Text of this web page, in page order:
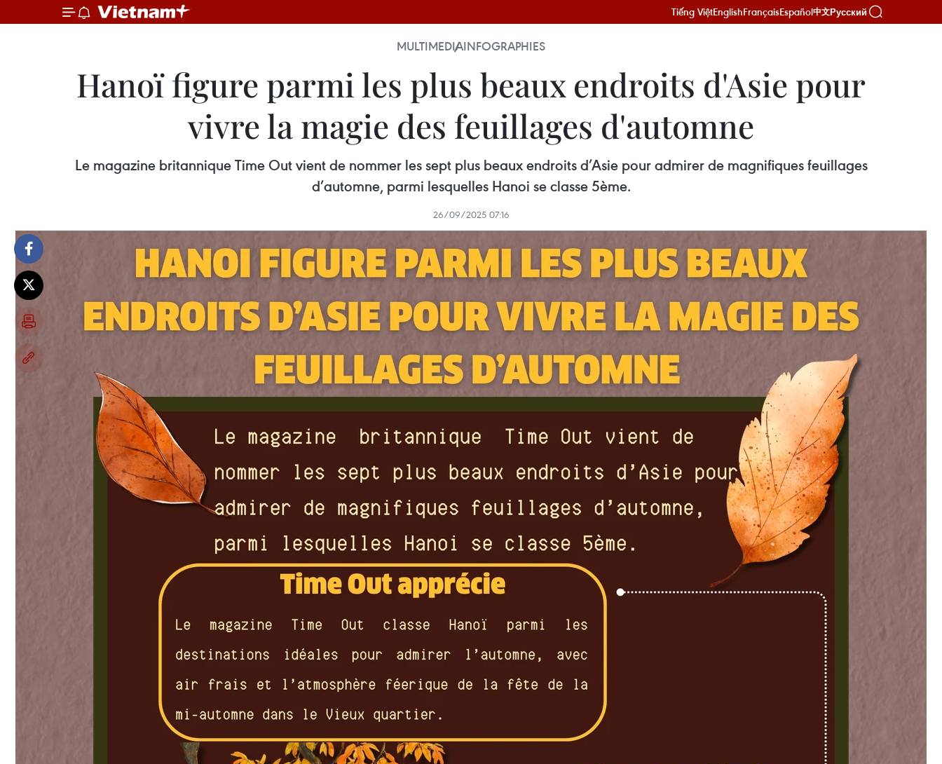
Tiếng ViệtEnglishFrançaisEspañol中文Русский
MULTIMEDIAINFOGRAPHIES
Hanoï figure parmi les plus beaux endroits d'Asie pour
vivre la magie des feuillages d'automne
Le magazine britannique Time Out vient de nommer les sept plus beaux endroits d’Asie pour admirer de magnifiques feuillages
d’automne, parmi lesquelles Hanoi se classe 5ème.
26/09/2025 07:16